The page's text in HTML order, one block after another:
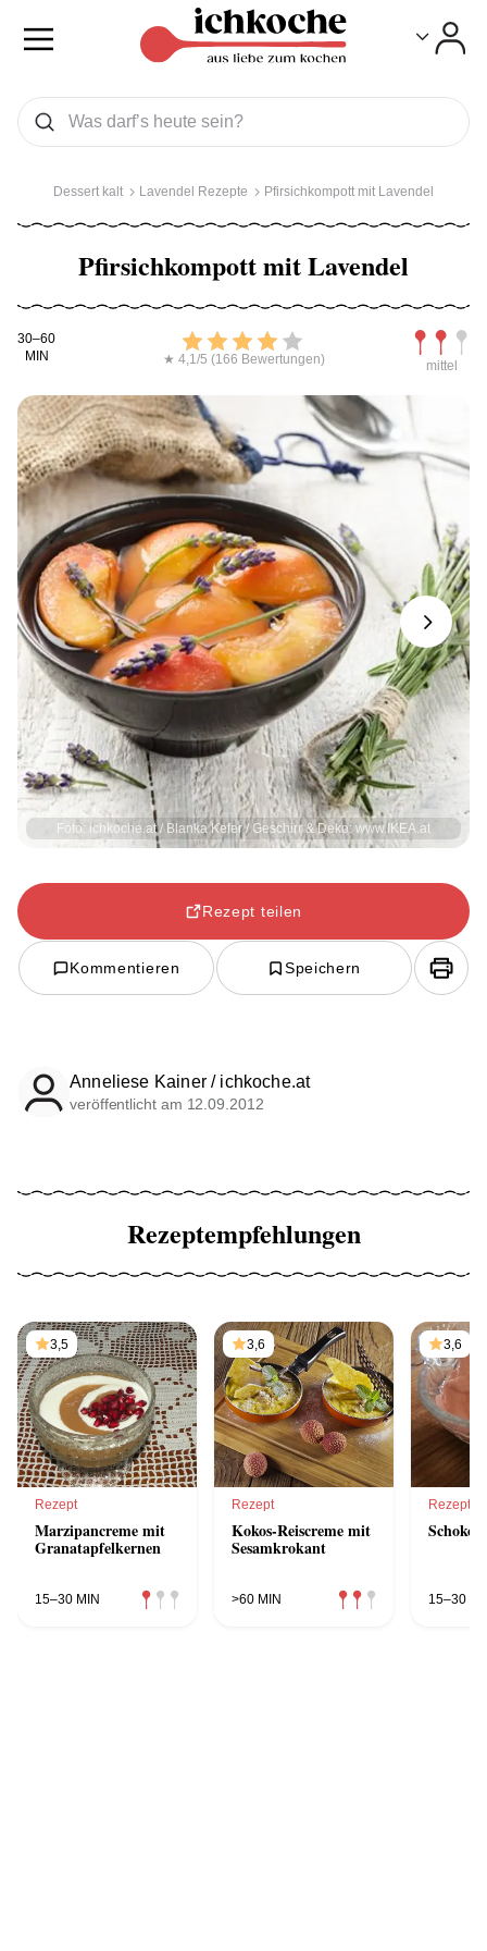
Was wollen Sie suchen
Suchen
Dessert kalt Lavendel Rezepte Pfirsichkompott mit Lavendel
Pfirsichkompott mit Lavendel
Kochdauer
30–60
MIN
Bewerten
★ 4,1/5 (166 Bewertungen) mittel
Foto: ichkoche.at / Blanka Kefer / Geschirr & Deko: www.IKEA.at
Next
Rezept teilen
Kommentieren Speichern
Anneliese Kainer / ichkoche.at
veröffentlicht am 12.09.2012
Rezeptempfehlungen
3,5
Rezept
Marzipancreme mit
Granatapfelkernen
15–30 MIN
3,6
Rezept
Kokos-Reiscreme mit
Sesamkrokant
>60 MIN
3,6
Rezept
15–30